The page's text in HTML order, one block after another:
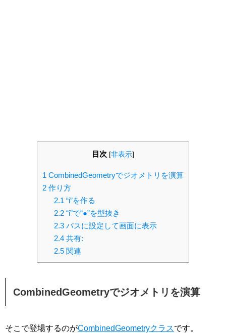
目次 [非表示]
1 CombinedGeometryでジオメトリを演算
2 作り方
2.1 “i”を作る
2.2“i”で“●”を型抜き
2.3パスに設定して画面に表示
2.4共有:
2.5関連
CombinedGeometryでジオメトリを演算
そこで登場するのがCombinedGeometryクラスです。